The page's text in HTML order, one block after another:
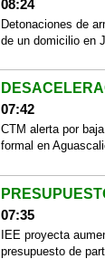
08:24
Detonaciones de
de un domicilio en
07:42
CTM alerta por
formal en
07:35
IEE proyecta
presupuesto de